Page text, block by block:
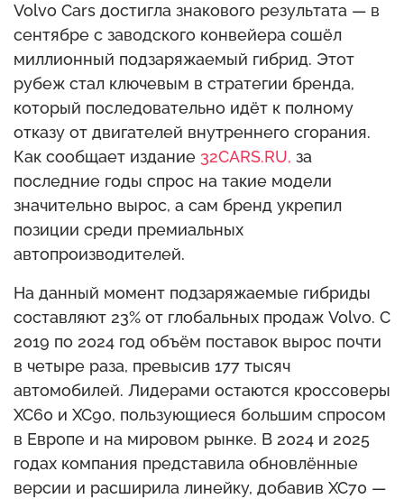
Volvo Cars достигла знакового результата — в
сентябре с заводского конвейера сошёл
миллионный подзаряжаемый гибрид. Этот
рубеж стал ключевым в стратегии бренда,
который последовательно идёт к полному
отказу от двигателей внутреннего сгорания.
Как сообщает издание 32CARS.RU, за
последние годы спрос на такие модели
значительно вырос, а сам бренд укрепил
позиции среди премиальных
автопроизводителей.
На данный момент подзаряжаемые гибриды
составляют 23% от глобальных продаж Volvo. С
2019 по 2024 год объём поставок вырос почти
в четыре раза, превысив 177 тысяч
автомобилей. Лидерами остаются кроссоверы
XC60 и XC90, пользующиеся большим спросом
в Европе и на мировом рынке. В 2024 и 2025
годах компания представила обновлённые
версии и расширила линейку, добавив XC70 —